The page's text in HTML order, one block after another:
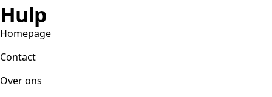
Hulp
Homepage
Contact
Over ons